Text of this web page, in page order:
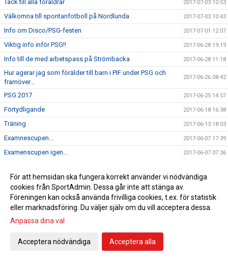
Tack till alla föräldrar 2017-07-03 10:53
Välkomna till spontanfotboll på Nordlunda 2017-07-03 10:43
Info om Disco/PSG-festen 2017-07-01 12:07
Viktig info inför PSG!! 2017-06-28 19:19
Info till de med arbetspass på Strömbacka 2017-06-28 11:18
Hur agerar jag som förälder till barn i PIF under PSG och
framöver...
2017-06-26 08:42
PSG 2017 2017-06-25 14:57
Förtydligande 2017-06-18 16:38
Träning 2017-06-13 18:03
Examnescupen... 2017-06-07 17:39
Examenscupen igen... 2017-06-07 07:36
Examenscupen 2017-06-04 22:49
Träning idag! 2017-06-04 11:06
PSG 2017-06-02 17:49
Träningen på söndag 28/5
PSG 2017
Dessa spelare är anmälda till fotbollsskolan
För att hemsidan ska fungera korrekt använder vi nödvändiga
cookies från SportAdmin. Dessa går inte att stänga av.
Föreningen kan också använda frivilliga cookies, t.ex. för statistik
eller marknadsföring. Du väljer själv om du vill acceptera dessa.
Anpassa dina val
Acceptera nödvändiga Acceptera alla